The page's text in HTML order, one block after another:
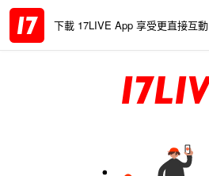
下載 17LIVE App 享受更直接互動